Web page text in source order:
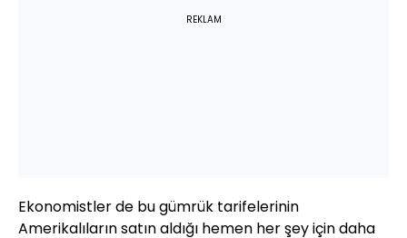
REKLAM
Ekonomistler de bu gümrük tarifelerinin
Amerikalıların satın aldığı hemen her şey için daha